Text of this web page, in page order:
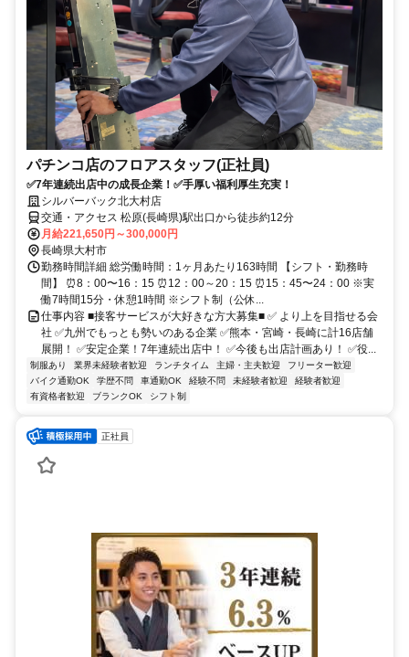
パチンコ店のフロアスタッフ(正社員)
✅7年連続出店中の成長企業！✅手厚い福利厚生充実！
シルバーバック北大村店
交通・アクセス 松原(長崎県)駅出口から徒歩約12分
月給221,650円～300,000円
長崎県大村市
勤務時間詳細 総労働時間：1ヶ月あたり163時間 【シフト・勤務時
間】 ⏰8：00〜16：15 ⏰12：00～20：15 ⏰15：45〜24：00 ※実
働7時間15分・休憩1時間 ※シフト制（公休...
仕事内容 ■接客サービスが大好きな方大募集■ ✅ より上を目指せる会
社 ✅九州でもっとも勢いのある企業 ✅熊本・宮崎・長崎に計16店舗
展開！ ✅安定企業！7年連続出店中！ ✅今後も出店計画あり！ ✅役...
制服あり 業界未経験者歓迎 ランチタイム 主婦・主夫歓迎
フリーター歓迎
バイク通勤OK
学歴不問 車通勤OK 経験不問 未経験者歓迎
経験者歓迎
有資格者歓迎
ブランクOK シフト制
正社員